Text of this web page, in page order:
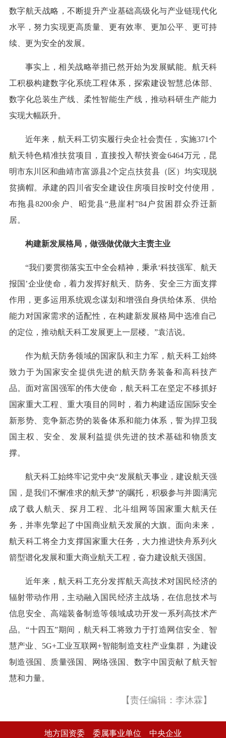
数字航天战略，不断提升产业基础高级化与产业链现代化
水平，努力实现更高质量、更有效率、更加公平、更可持
续、更为安全的发展。
事实上，相关战略举措已然开始为发展赋能。航天科
工积极构建数字化系统工程体系，探索建设智慧总体部、
数字化总装生产线、柔性智能生产线，推动科研生产能力
实现大幅跃升。
近年来，航天科工切实履行央企社会责任，实施371个
航天特色精准扶贫项目，直接投入帮扶资金6464万元，昆
明市东川区和曲靖市富源县2个定点扶贫县（区）均实现脱
贫摘帽。承建的四川省安全建设住房项目按时交付使用，
布拖县8200余户、昭觉县“悬崖村”84户贫困群众乔迁新
居。
构建新发展格局，做强做优做大主责主业
“我们要贯彻落实五中全会精神，秉承‘科技强军、航天
报国’企业使命，着力发挥好航天、防务、安全三方面支撑
作用，更多运用系统观念谋划和增强自身供给体系、供给
能力对国家需求的适配性，在构建新发展格局中选准自己
的定位，推动航天科工发展更上一层楼。”袁洁说。
作为航天防务领域的国家队和主力军，航天科工始终
致力于为国家安全提供先进的航天防务装备和高科技产
品。面对富国强军的伟大使命，航天科工在坚定不移抓好
国家重大工程、重大项目的同时，着力构建适应国际安全
新形势、竞争新态势的装备体系和能力体系，誓为捍卫我
国主权、安全、发展利益提供先进的技术基础和物质支
撑。
航天科工始终牢记党中央“发展航天事业，建设航天强
国，是我们不懈准求的航天梦”的嘱托，积极参与并圆满完
成了载人航天、探月工程、北斗组网等国家重大航天任
务，并率先擎起了中国商业航天发展的大旗。面向未来，
航天科工将全力支撑国家重大任务，大力推进快舟系列火
箭型谱化发展和重大商业航天工程，奋力建设航天强国。
近年来，航天科工充分发挥航天高技术对国民经济的
辐射带动作用，主动融入国民经济主战场，在信息技术与
信息安全、高端装备制造等领域成功开发一系列高技术产
品。“十四五”期间，航天科工将致力于打造网信安全、智
慧产业、5G+工业互联网+智能制造支柱产业集群，为建设
制造强国、质量强国、网络强国、数字中国贡献了航天智
慧和力量。
【责任编辑：李沐霖】
地方国资委 委属事业单位 中央企业